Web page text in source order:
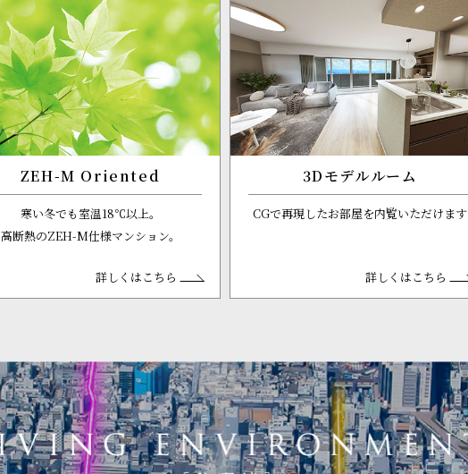
ZEH-M Oriented
寒い冬でも室温18℃以上。
高断熱のZEH-M仕様マンション。
詳しくはこちら
3Dモデルルーム
CGで再現したお部屋を内覧いただけます
詳しくはこちら